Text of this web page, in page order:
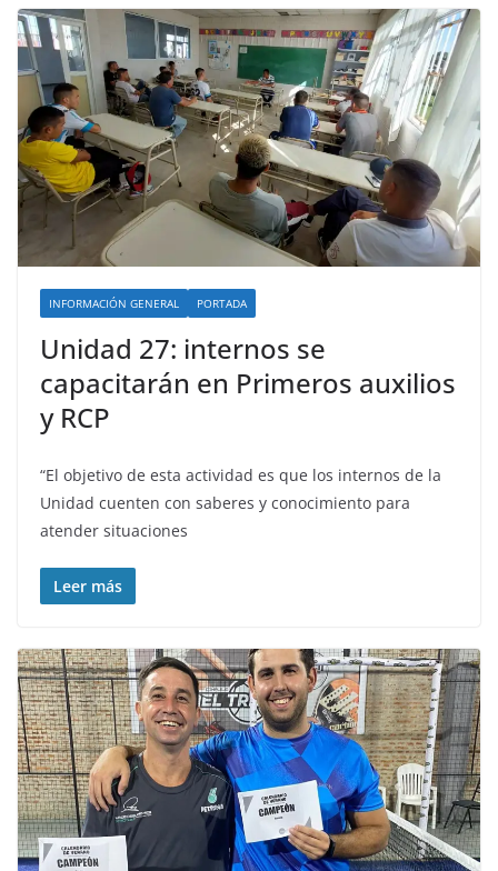
INFORMACIÓN GENERAL PORTADA
Unidad 27: internos se
capacitarán en Primeros auxilios
y RCP
“El objetivo de esta actividad es que los internos de la
Unidad cuenten con saberes y conocimiento para
atender situaciones
Leer más